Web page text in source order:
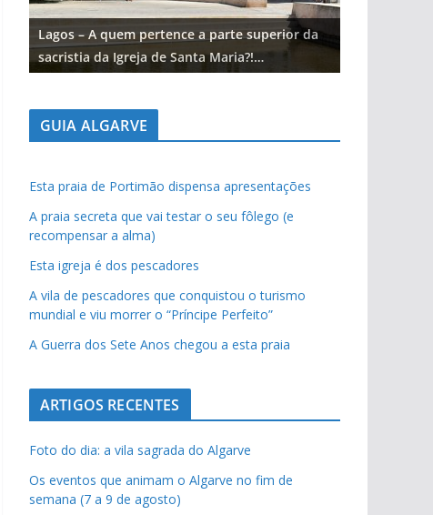
Lagos – A quem pertence a parte superior da
sacristia da Igreja de Santa Maria?!…
GUIA ALGARVE
Esta praia de Portimão dispensa apresentações
A praia secreta que vai testar o seu fôlego (e
recompensar a alma)
Esta igreja é dos pescadores
A vila de pescadores que conquistou o turismo
mundial e viu morrer o “Príncipe Perfeito”
A Guerra dos Sete Anos chegou a esta praia
ARTIGOS RECENTES
Foto do dia: a vila sagrada do Algarve
Os eventos que animam o Algarve no fim de
semana (7 a 9 de agosto)